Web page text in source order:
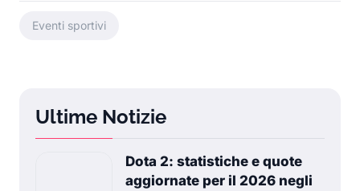
Eventi sportivi
Ultime Notizie
Dota 2: statistiche e quote
aggiornate per il 2026 negli